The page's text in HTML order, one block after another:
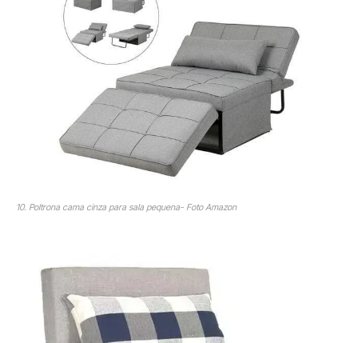
10. Poltrona cama cinza para sala pequena- Foto Amazon